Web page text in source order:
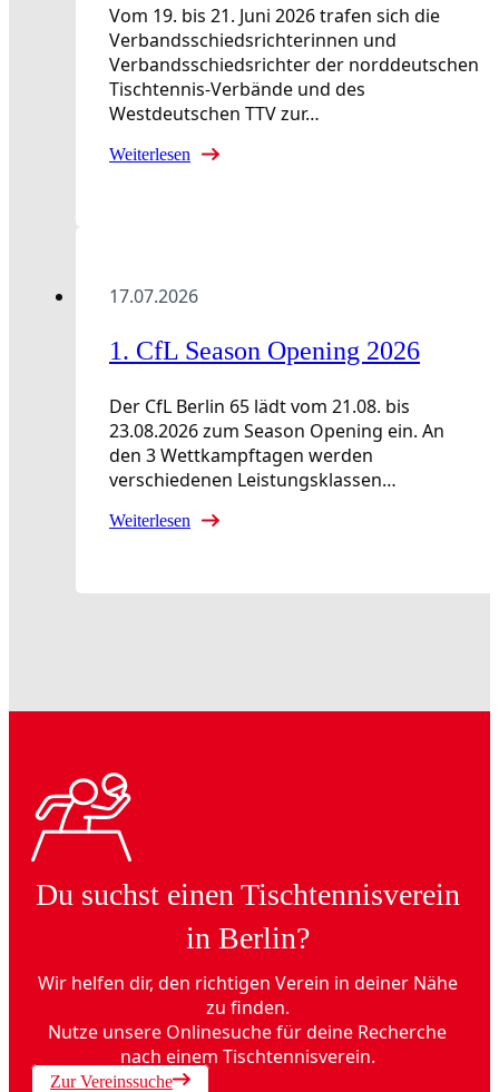
Vom 19. bis 21. Juni 2026 trafen sich die
Verbandsschiedsrichterinnen und
Verbandsschiedsrichter der norddeutschen
Tischtennis-Verbände und des
Westdeutschen TTV zur…
Weiterlesen
17.07.2026
1. CfL Season Opening 2026
Der CfL Berlin 65 lädt vom 21.08. bis
23.08.2026 zum Season Opening ein. An
den 3 Wettkampftagen werden
verschiedenen Leistungsklassen…
Weiterlesen
Du suchst einen Tischtennisverein
in Berlin?
Wir helfen dir, den richtigen Verein in deiner Nähe
zu finden.
Nutze unsere Onlinesuche für deine Recherche
nach einem Tischtennisverein.
Zur Vereinssuche